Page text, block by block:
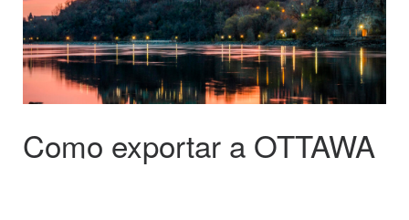
Como exportar a OTTAWA